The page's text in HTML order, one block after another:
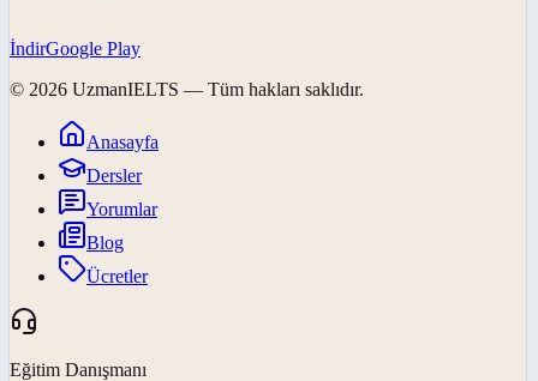
İndirGoogle Play
© 2026 UzmanIELTS — Tüm hakları saklıdır.
Anasayfa
Dersler
Yorumlar
Blog
Ücretler
Eğitim Danışmanı